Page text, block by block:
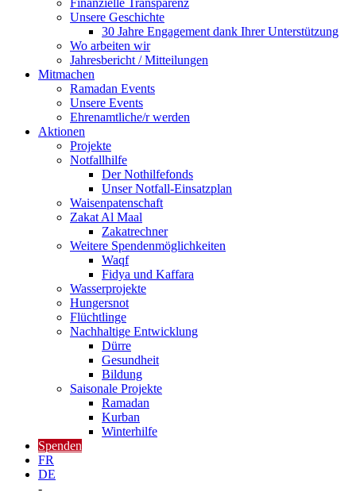
Finanzielle Transparenz
Unsere Geschichte
30 Jahre Engagement dank Ihrer Unterstützung
Wo arbeiten wir
Jahresbericht / Mitteilungen
Mitmachen
Ramadan Events
Unsere Events
Ehrenamtliche/r werden
Aktionen
Projekte
Notfallhilfe
Der Nothilfefonds
Unser Notfall-Einsatzplan
Waisenpatenschaft
Zakat Al Maal
Zakatrechner
Weitere Spendenmöglichkeiten
Waqf
Fidya und Kaffara
Wasserprojekte
Hungersnot
Flüchtlinge
Nachhaltige Entwicklung
Dürre
Gesundheit
Bildung
Saisonale Projekte
Ramadan
Kurban
Winterhilfe
Spenden
FR
DE
-